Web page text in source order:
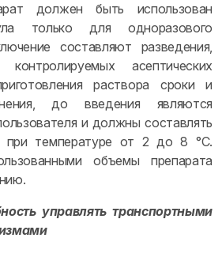
должен быть использован
только для одноразового
составляют разведения,
асептических
раствора сроки и
до введения являются
и должны составлять
при температуре от 2 до 8 °С.
объемы препарата
управлять транспортными